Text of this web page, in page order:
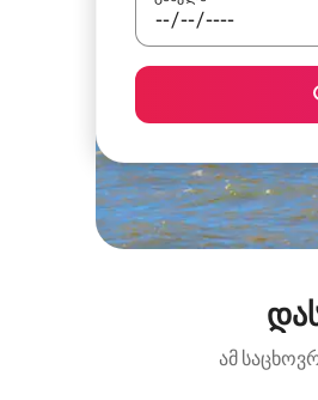
ამ